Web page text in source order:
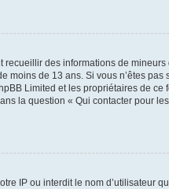
des informations de
de 13 ans. Si vous n’êtes
Limited et les propriétaires de
la question « Qui contacter pour
IP ou interdit le nom d’utilisateur